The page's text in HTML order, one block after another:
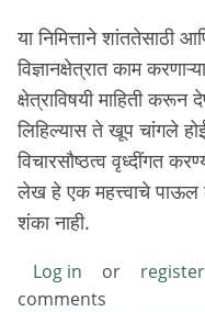
या निमित्तानेशांततेसाठी
विज्ञानक्षेत्रात काम
क्षेत्राविषयी माहिती करून
लिहिल्यास ते खूप चांगले
विचारसौष्ठत्व वृध्दींगत
लेख हे एक महत्त्वाचे पाऊल
शंका नाही.
Log in or register
comments